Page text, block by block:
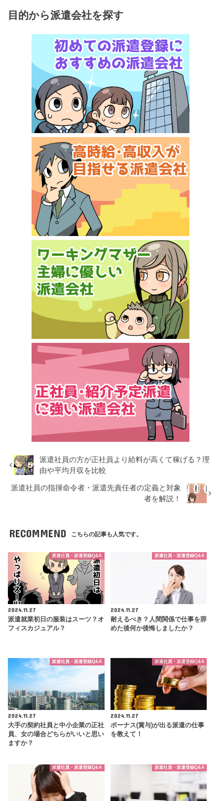
目的から派遣会社を探す
派遣社員の方が正社員より給料が高くて稼げる？理
由や平均月収を比較
派遣社員の指揮命令者・派遣先責任者の定義と対象
者を解説！
RECOMMEND こちらの記事も人気です。
派遣社員・派遣登録Q&A
2024.11.27
派遣就業初日の服装はスーツ？オ
フィスカジュアル？
派遣社員・派遣登録Q&A
2024.11.27
耐えるべき？人間関係で仕事を辞
めた後何か後悔しましたか？
派遣社員・派遣登録Q&A
2024.11.27
大手の契約社員と中小企業の正社
員、女の場合どちらがいいと思い
ますか？
派遣社員・派遣登録Q&A
2024.11.27
ボーナス(賞与)が出る派遣の仕事
を教えて！
派遣社員・派遣登録Q&A 派遣社員・派遣登録Q&A